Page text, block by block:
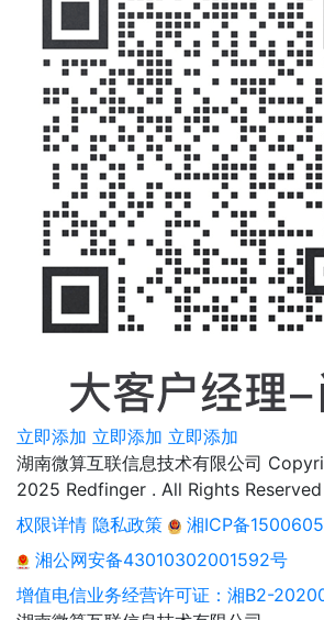
立即添加 立即添加 立即添加
湖南微算互联信息技术有限公司
2025 Redfinger . All Rights Reserved
权限详情 隐私政策
湘ICP备
湘公网安备43010302001592号
增值电信业务经营许可证：湘B2-